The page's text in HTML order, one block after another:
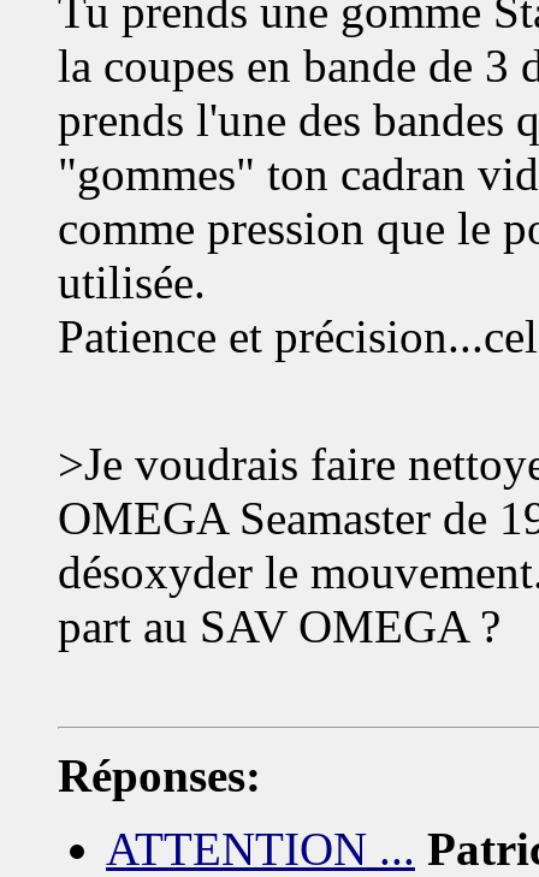
Tu prends une gomme
la coupes en bande de 3
prends l'une des bandes
"gommes" ton cadran
comme pression que le
utilisée.
Patience et
>Je voudrais faire
OMEGA Seamaster de
désoxyder le
part au SAV OMEGA ?
Réponses:
ATTENTION ...